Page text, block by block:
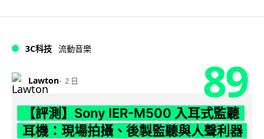
3C科技 流動音樂
Lawton 2 日 89
【評測】Sony IER-M500 入耳式監聽
耳機：現場拍攝、後製監聽與人聲利器